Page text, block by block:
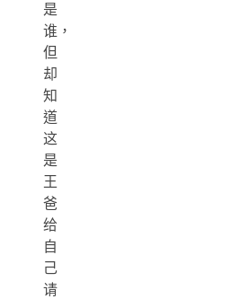
是
谁，
但
却
知
道
这
是
王
爸
给
自
己
请